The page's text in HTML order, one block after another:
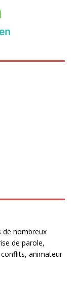
de nombreux
de parole,
animateur